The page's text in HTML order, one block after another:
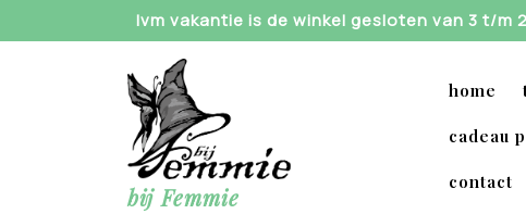
Ivm vakantie is de winkel gesloten van 3 t/m
bij Femmie
home
cadeau
contact